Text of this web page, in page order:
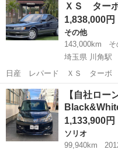
ＸＳ ター
1,838,000円
その他
143,000km
そ
埼玉県 川角駅
日産 レパード ＸＳ ターボ 1990(平
XS！ タイミングベルト交換済です。 ローンは毎月19,600
埼玉 入間郡 川角駅
【自社ロ
1,133,900円
ソリオ
99,940km